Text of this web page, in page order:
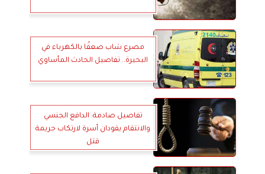
مصرع شاب صعقًا بالكهرباء في
البحيرة.. تفاصيل الحادث المأساوي
تفاصيل صادمة: الدافع الجنسي
والانتقام يقودان أسرة لارتكاب جريمة
قتل